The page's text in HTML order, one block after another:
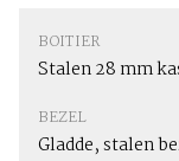
BOITIER
Stalen 28 mm
BEZEL
Gladde, stalen